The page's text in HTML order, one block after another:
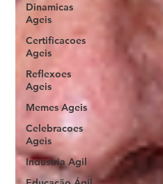
Dinamicas
Ageis
Certificacoes
Ageis
Reflexoes
Ageis
Memes Ageis
Celebracoes
Ageis
Industria Agil